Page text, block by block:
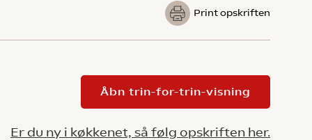
Print opskriften
Åbn trin-for-trin-visning
Er du ny i køkkenet, så følg opskriften her.